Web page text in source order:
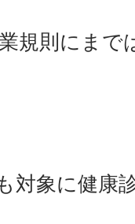
規則にまで
対象に健康